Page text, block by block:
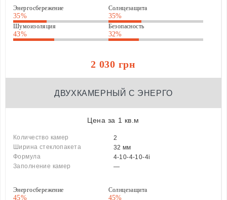
Энергосбережение
35%
Солнцезащита
35%
Шумоизоляция
43%
Безопасность
32%
2 030 грн
ДВУХКАМЕРНЫЙ С ЭНЕРГО
Цена за 1 кв.м
Количество камер
2
Ширина стеклопакета
32 мм
Формула
4-10-4-10-4i
Заполнение камер
—
Энергосбережение
45%
Солнцезащита
45%